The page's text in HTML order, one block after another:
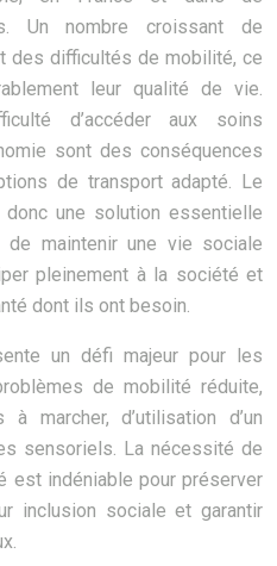
Un nombre croissant de
des difficultés de mobilité, ce
leur qualité de vie.
d’accéder aux soins
sont des conséquences
de transport adapté. Le
une solution essentielle
maintenir une vie sociale
pleinement à la société et
dont ils ont besoin.
un défi majeur pour les
de mobilité réduite,
marcher, d’utilisation d’un
sensoriels. La nécessité de
est indéniable pour préserver
inclusion sociale et garantir